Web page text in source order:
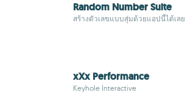
Random Number Suite
สร้างตัวเลขแบบสุ่มด้วยแอปนี้ได้เลย
xXx Performance
Keyhole Interactive